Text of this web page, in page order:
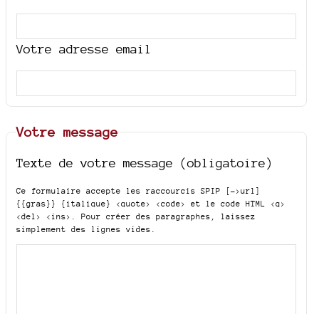
Votre adresse email
Votre message
Texte de votre message (obligatoire)
Ce formulaire accepte les raccourcis SPIP
[->url]
{{gras}} {italique} <quote> <code>
et le code HTML <q>
<del> <ins>
. Pour créer des paragraphes, laissez
simplement des lignes vides.